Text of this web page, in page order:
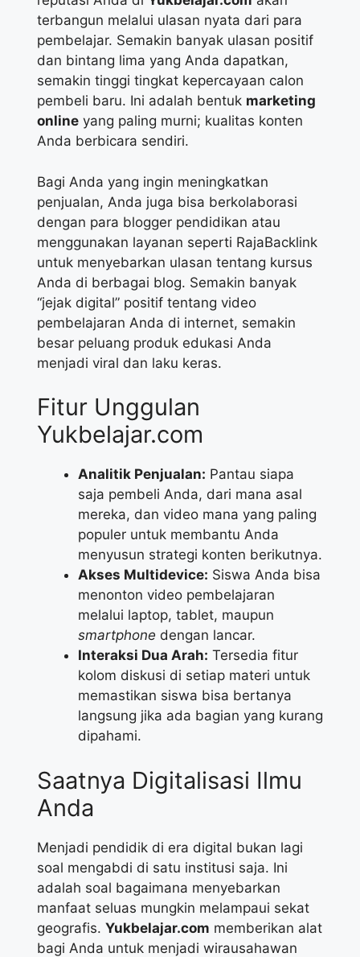
terbangun melalui ulasan nyata dari para
pembelajar. Semakin banyak ulasan positif
dan bintang lima yang Anda dapatkan,
semakin tinggi tingkat kepercayaan calon
pembeli baru. Ini adalah bentuk marketing
online yang paling murni; kualitas konten
Anda berbicara sendiri.
Bagi Anda yang ingin meningkatkan
penjualan, Anda juga bisa berkolaborasi
dengan para blogger pendidikan atau
menggunakan layanan seperti RajaBacklink
untuk menyebarkan ulasan tentang kursus
Anda di berbagai blog. Semakin banyak
“jejak digital” positif tentang video
pembelajaran Anda di internet, semakin
besar peluang produk edukasi Anda
menjadi viral dan laku keras.
Fitur Unggulan
Yukbelajar.com
Analitik Penjualan: Pantau siapa
saja pembeli Anda, dari mana asal
mereka, dan video mana yang paling
populer untuk membantu Anda
menyusun strategi konten berikutnya.
Akses Multidevice: Siswa Anda bisa
menonton video pembelajaran
melalui laptop, tablet, maupun
smartphone dengan lancar.
Interaksi Dua Arah: Tersedia fitur
kolom diskusi di setiap materi untuk
memastikan siswa bisa bertanya
langsung jika ada bagian yang kurang
dipahami.
Saatnya Digitalisasi Ilmu
Anda
Menjadi pendidik di era digital bukan lagi
soal mengabdi di satu institusi saja. Ini
adalah soal bagaimana menyebarkan
manfaat seluas mungkin melampaui sekat
geografis. Yukbelajar.com memberikan alat
bagi Anda untuk menjadi wirausahawan